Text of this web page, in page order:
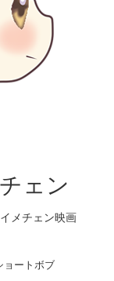
ェン
イメチェン映画
ョートボブ